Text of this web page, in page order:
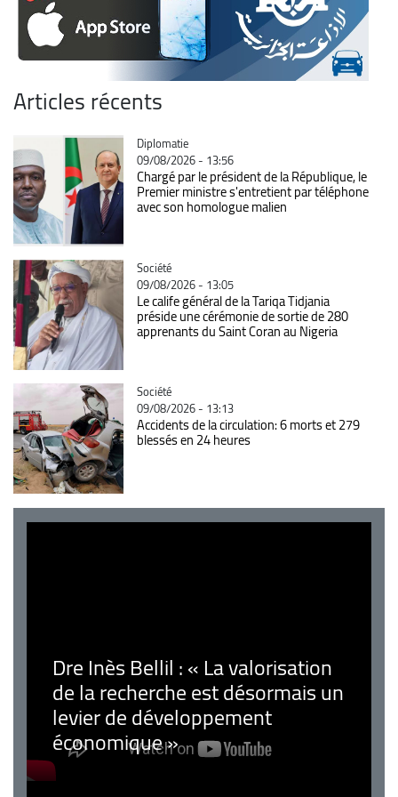
Articles récents
Catégorie
Diplomatie
09/08/2026 - 13:56
Chargé par le président de la République, le
Premier ministre s'entretient par téléphone
avec son homologue malien
Catégorie
Société
09/08/2026 - 13:05
Le calife général de la Tariqa Tidjania
préside une cérémonie de sortie de 280
apprenants du Saint Coran au Nigeria
Catégorie
Société
09/08/2026 - 13:13
Accidents de la circulation: 6 morts et 279
blessés en 24 heures
Dre Inès Bellil : « La valorisation
de la recherche est désormais un
levier de développement
économique »